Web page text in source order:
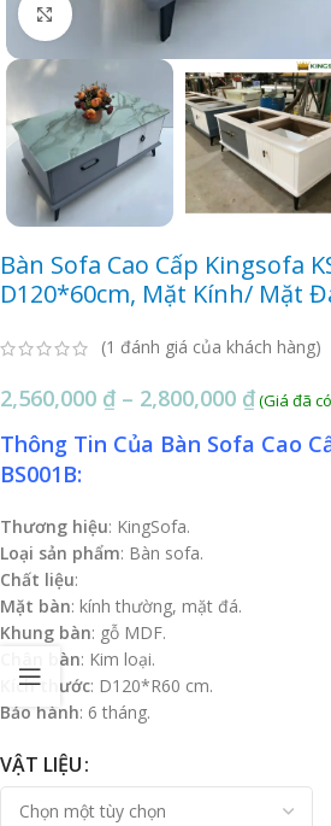
Click to enlarge
Bàn Sofa Cao Cấp Kingsofa
D120*60cm, Mặt Kính/ Mặt
(1 đánh giá của khách hàng)
2,560,000 ₫ – 2,800,000 ₫
Thông Tin Của Bàn Sofa Cao
BS001B:
Thương hiệu: KingSofa.
Loại sản phẩm: Bàn sofa.
Chất liệu:
Mặt bàn: kính thường, mặt đá.
Khung bàn: gỗ MDF.
Chân bàn: Kim loại.
Kích thước: D120*R60 cm.
Bảo hành: 6 tháng.
VẬT LIỆU